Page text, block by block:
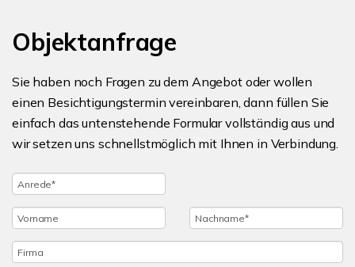
Objektanfrage
Sie haben noch Fragen zu dem Angebot oder wollen
einen Besichtigungstermin vereinbaren, dann füllen Sie
einfach das untenstehende Formular vollständig aus und
wir setzen uns schnellstmöglich mit Ihnen in Verbindung.